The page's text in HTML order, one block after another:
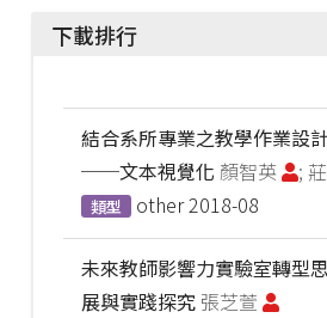
下載排行
結合系所專業之教學作業設
──文本視覺化 顏智英 ;
類型 other2018-08
未來教師影響力實驗室轉型
展與實踐探究 張芝萱